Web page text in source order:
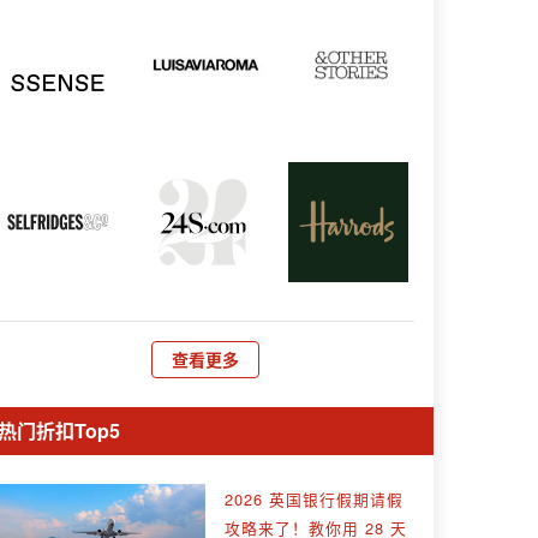
查看更多
门折扣Top5
2026 英国银行假期请假
攻略来了！教你用 28 天